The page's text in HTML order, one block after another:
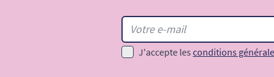
J'accepte les conditions